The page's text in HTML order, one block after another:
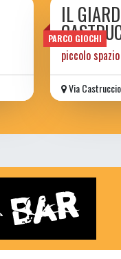
PARCO GIOCHI
IL
piccolo
Via